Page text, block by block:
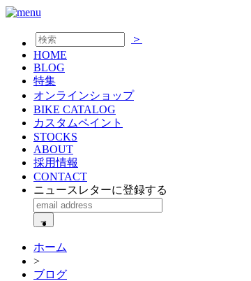
＞
HOME
BLOG
特集
オンラインショップ
BIKE CATALOG
カスタムペイント
STOCKS
ABOUT
採用情報
CONTACT
ニュースレターに登録する
ホーム
>
ブログ